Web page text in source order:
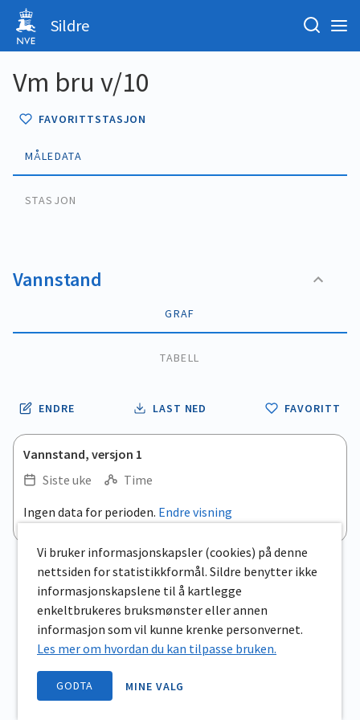
Sildre
Vm bru v/10
FAVORITTSTASJON
MÅLEDATA
STASJON
Vannstand
GRAF
TABELL
ENDRE LAST NED FAVORITT
Vannstand, versjon 1
Siste uke
Time
Ingen data for perioden. Endre visning
Vi bruker informasjonskapsler (cookies) på denne
nettsiden for statistikkformål. Sildre benytter ikke
informasjonskapslene til å kartlegge
enkeltbrukeres bruksmønster eller annen
informasjon som vil kunne krenke personvernet.
Les mer om hvordan du kan tilpasse bruken.
GODTA MINE VALG